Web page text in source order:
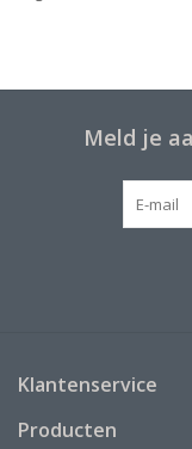
Meld je
Klantenservice
Producten